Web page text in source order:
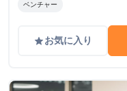
ベンチャー
gradeお気に入り